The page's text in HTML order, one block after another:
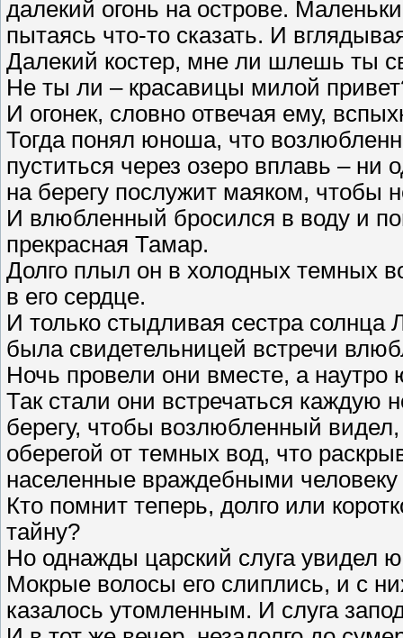
далекий огонь на острове.
пытаясь что-то сказать. И
Далекий костер, мне ли шлешь ты
Не ты ли – красавицы милой
И огонек, словно отвечая ему,
Тогда понял юноша, что
пуститься через озеро вплавь – ни
на берегу послужит маяком, чтобы
И влюбленный бросился в воду и
прекрасная Тамар.
Долго плыл он в холодных темных
в его сердце.
И только стыдливая сестра солнца
была свидетельницей встречи
Ночь провели они вместе, а
Так стали они встречаться каждую
берегу, чтобы возлюбленный
оберегой от темных вод, что
населенные враждебными
Кто помнит теперь, долго или
тайну?
Но однажды царский слуга увидел
Мокрые волосы его слиплись, и с
казалось утомленным. И слуга